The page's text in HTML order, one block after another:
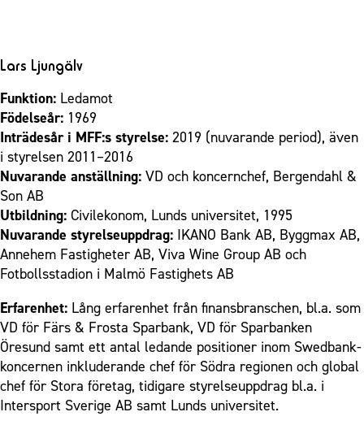
Lars Ljungälv
Funktion: Ledamot
Födelseår: 1969
Inträdesår i MFF:s styrelse: 2019 (nuvarande period), även
i styrelsen 2011–2016
Nuvarande anställning: VD och koncernchef, Bergendahl &
Son AB
Utbildning: Civilekonom, Lunds universitet, 1995
Nuvarande styrelseuppdrag: IKANO Bank AB, Byggmax AB,
Annehem Fastigheter AB, Viva Wine Group AB och
Fotbollsstadion i Malmö Fastighets AB
Erfarenhet: Lång erfarenhet från finansbranschen, bl.a. som
VD för Färs & Frosta Sparbank, VD för Sparbanken
Öresund samt ett antal ledande positioner inom Swedbank-
koncernen inkluderande chef för Södra regionen och global
chef för Stora företag, tidigare styrelseuppdrag bl.a. i
Intersport Sverige AB samt Lunds universitet.